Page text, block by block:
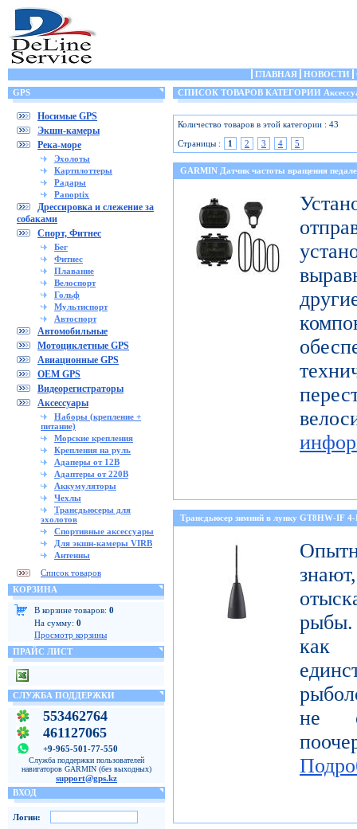
ГЛАВНАЯ НОВОСТИ
GPS
Носимые GPS
Экшн-камеры
Река-море
Эхолоты
Картплоттеры
Радары
Panoptix
Дрессировка и слежение за
собаками
Спорт, Фитнес
Бег
Фитнес
Плавание
Велоспорт
Гольф
Мультиспорт
Автоспорт
Автомобильные
Мотоциклетные GPS
Авиационные GPS
OEM GPS
Видеорегистраторы
Аксессуары
Наборы (крепление +
питание)
Морские крепления
Крепления на руль
Адаперы от 12В
Адаптеры от 220В
Аккумуляторы
Чехлы
Трансдьюсеры для
эхолотов
Спортивные аксессуары
Для экшн-камеры VIRB
Антенны
Список товаров
КОРЗИНА
В корзине товаров: 0
На сумму: 0
Просмотр корзины
ПРАЙС ЛИСТ
СЛУЖБА ПОДДЕРЖКИ
553462764
461127065
+9-965-501-77-550
Служба поддержки пользователей
навигаторов GARMIN (без выходных)
support@gps.kz
ВХОД
Логин:
СПИСОК ТОВАРОВ КАТЕГОРИИ
Количество товаров в этой категории : 43
Страницы :
1 2 3 4 5
GARMIN Датчик частоты вращения
Трансдьюсер зимний в лунку GT8HW-IF
как
не